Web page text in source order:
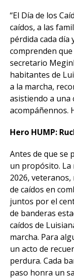
“El Día de los
caídos, a las
pérdida cada día
comprenden
secretario
habitantes de
a la marcha,
asistiendo a una
acompáñennos.
Hero HUMP:
Antes de que se
un propósito. La
2026,
de caídos en
juntos por el
de banderas
caídos de
marcha. Para
un acto de
perdura. Cada
paso honra un